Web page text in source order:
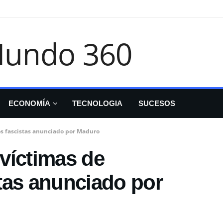
ECONOMÍA TECNOLOGIA SUCESOS
fascistas anunciado por Maduro
de
anunciado por